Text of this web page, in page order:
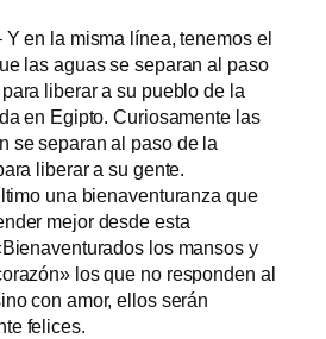
Y en la misma línea, tenemos el
las aguas se separan al paso
liberar a su pueblo de la
en Egipto. Curiosamente las
se separan al paso de la
liberar a su gente.
una bienaventuranza que
mejor desde esta
los mansos y
los que no responden al
con amor, ellos serán
felices.